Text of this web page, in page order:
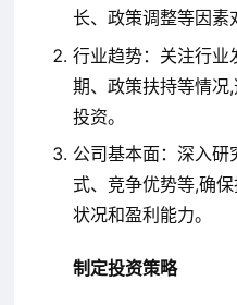
长、政策调整等因素
行业趋势：关注行业
期、政策扶持等情况
投资。
公司基本面：深入
式、竞争优势等,确
状况和盈利能力。
制定投资策略